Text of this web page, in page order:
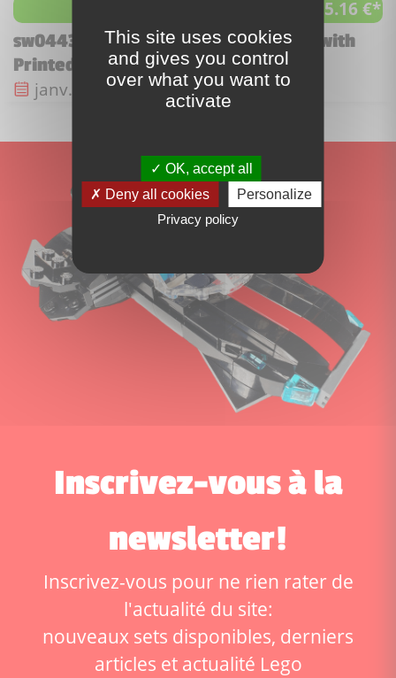
5.16 €*
sw0443 - Sith Trooper - Black Armor with
Printed Legs
Date de sortie :
janv. 2013
Inscrivez-vous à la
newsletter!
Inscrivez-vous pour ne rien rater de
l'actualité du site:
nouveaux sets disponibles, derniers
articles et actualité Lego
This site uses cookies
and gives you control
over what you want to
activate
OK, accept all
Deny all cookies
Personalize
Privacy policy